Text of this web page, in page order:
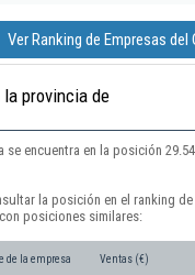
Ver Ranking de Empresas del
la provincia de
se encuentra en la posición
la posición en el ranking
posiciones similares:
de la empresa Ventas (€)